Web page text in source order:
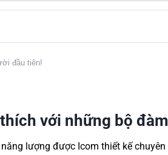
đầu tiên!
với những bộ
lượng được Icom thiết kế